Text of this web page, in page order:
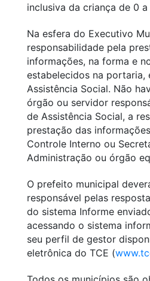
inclusiva da criança de 0 a
Na esfera do Executivo
responsabilidade pela
informações, na forma e
estabelecidos na portaria,
Assistência Social. Não
órgão ou servidor
de Assistência Social, a
prestação das
Controle Interno ou
Administração ou órgão
O prefeito municipal
responsável pelas
do sistema Informe
acessando o sistema
seu perfil de gestor
eletrônica do TCE (